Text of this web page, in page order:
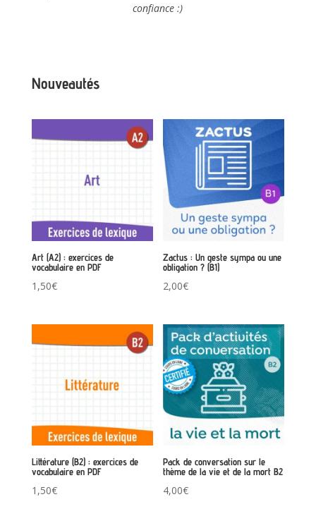
confiance :)
Nouveautés
Art (A2) : exercices de
vocabulaire en PDF
1,50€
Zactus : Un geste sympa ou une
obligation ? (B1)
2,00€
Littérature (B2) : exercices de
vocabulaire en PDF
1,50€
Pack de conversation sur le
thème de la vie et de la mort B2
4,00€